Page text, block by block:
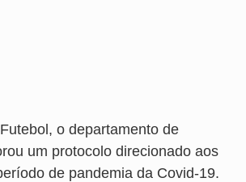
o departamento de
um protocolo direcionado aos
de pandemia da Covid-19.